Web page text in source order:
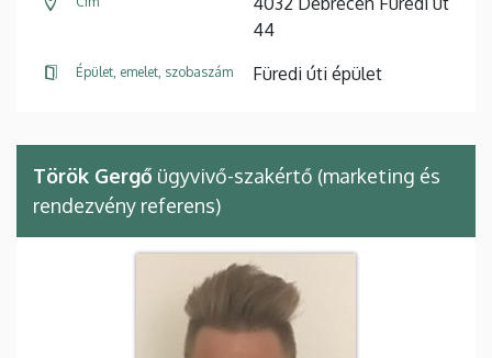
44
Épület, emelet, szobaszám Füredi úti épület
Török Gergő ügyvivő-szakértő (marketing és
rendezvény referens)